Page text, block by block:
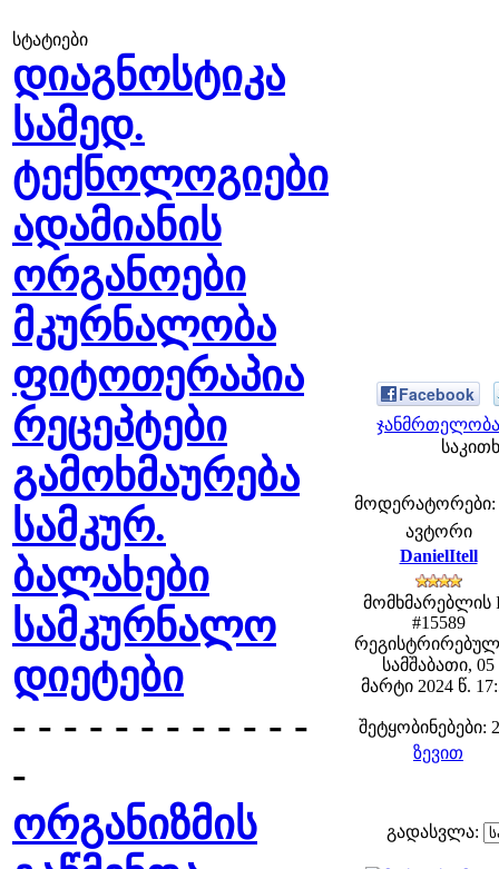
სტატიები
დიაგნოსტიკა
სამედ.
ტექნოლოგიები
ადამიანის
ორგანოები
მკურნალობა
ფიტოთერაპია
რეცეპტები
გამოხმაურება
სამკურ.
ბალახები
სამკურნალო
დიეტები
- - - - - - - - - - - -
-
ორგანიზმის
Facebook
მოდერატორები:
ავტორი
DanielItell
მომხმარებლის
#15589
სამშაბათი, 05
მარტი 2024 წ.
შეტყობინებები:
ზევით
გადასვლა: